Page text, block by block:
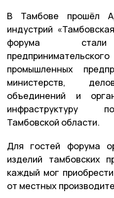
В Тамбове прошёл
индустрий
форума стали
промышленных
министерств,
объединений и
инфраструктуру
Тамбовской области.
Для гостей форума
изделий тамбовских
каждый мог
от местных